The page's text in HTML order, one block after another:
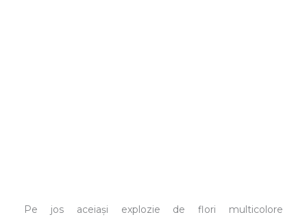
Pe jos aceiași explozie de flori multicolore